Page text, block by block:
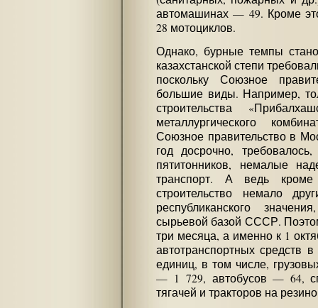
автомашинах — 49. Кроме
28 мотоциклов.
Однако, бурные темпы
казахстанской степи
поскольку Союзное
большие виды. Например,
строительства
металлургического
Союзное правительство в
год досрочно,
пятитонников, немалые
транспорт. А ведь
строительство немало
республиканского
сырьевой базой СССР.
три месяца, а именно к 1
автотранспортных средств
единиц, в том числе,
— 1 729, автобусов — 64,
тягачей и тракторов на